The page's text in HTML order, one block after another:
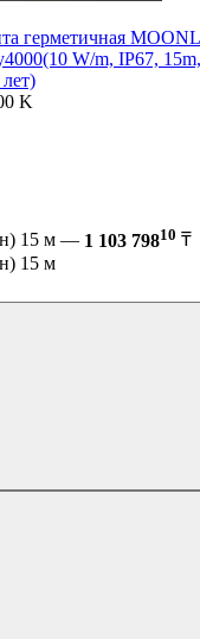
герметичная
W/m, IP67,
K
15 м — 1 103 79810 ₸
15 м